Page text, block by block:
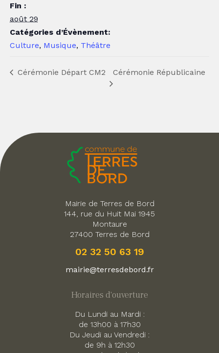
Fin :
août 29
Catégories d’Évènement:
Culture, Musique, Théâtre
Cérémonie Départ CM2 Cérémonie Républicaine
Mairie de Terres de Bord
144, rue du Huit Mai 1945
Montaure
27400 Terres de Bord
02 32 50 63 19
mairie@terresdebord.fr
Horaires d'ouverture
Du Lundi au Mardi :
de 13h00 à 17h30
Du Jeudi au Vendredi :
de 9h à 12h30